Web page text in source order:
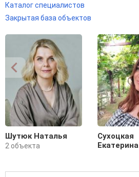
Каталог специалистов
Закрытая база объектов
Шутюк Наталья
2 объекта
Сухоцкая
Екатерина